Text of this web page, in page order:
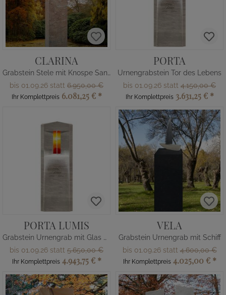
CLARINA
Grabstein Stele mit Knospe Sandstein
bis 01.09.26 statt 6.950,00 €
Ihr Komplettpreis 6.081,25 € *
PORTA
Urnengrabstein Tor des Lebens
bis 01.09.26 statt 4.150,00 €
Ihr Komplettpreis 3.631,25 € *
PORTA LUMIS
Grabstein Urnengrab mit Glas & Kreuz
bis 01.09.26 statt 5.650,00 €
Ihr Komplettpreis 4.943,75 € *
VELA
Grabstein Urnengrab mit Schiff
bis 01.09.26 statt4.600,00 €
Ihr Komplettpreis 4.025,00 € *